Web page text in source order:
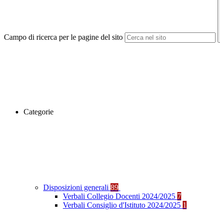
Campo di ricerca per le pagine del sito
Categorie
Disposizioni generali 89
Verbali Collegio Docenti 2024/2025 7
Verbali Consiglio d'Istituto 2024/2025 1